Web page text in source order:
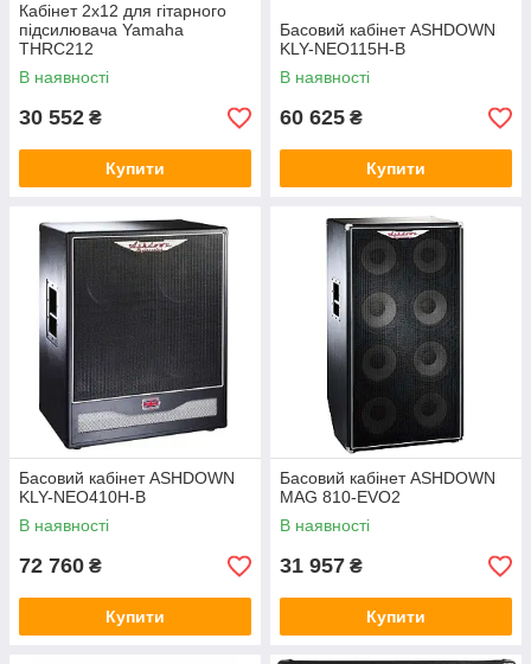
Кабінет 2х12 для гітарного
підсилювача Yamaha
THRC212
В наявності
30 552 ₴
Купити
Басовий кабінет ASHDOWN
KLY-NEO115H-B
В наявності
60 625 ₴
Купити
Басовий кабінет ASHDOWN
KLY-NEO410H-B
В наявності
72 760 ₴
Купити
Басовий кабінет ASHDOWN
MAG 810-EVO2
В наявності
31 957 ₴
Купити